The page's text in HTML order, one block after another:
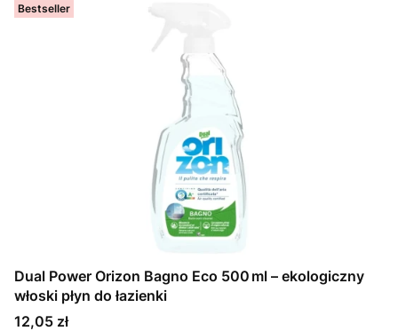
Bestseller
Dual Power Orizon Bagno Eco 500 ml – ekologiczny
włoski płyn do łazienki
Cena
12,05 zł